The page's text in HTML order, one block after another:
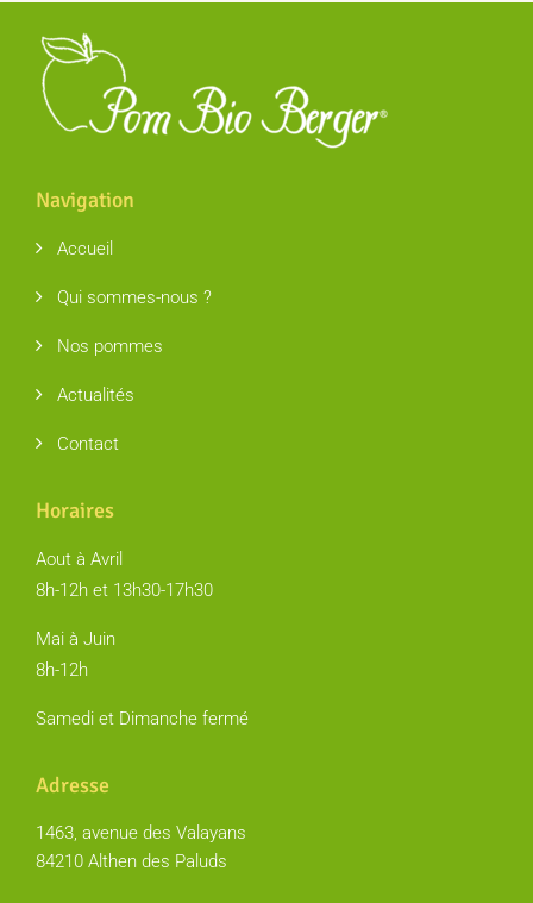
Navigation
Accueil
Qui sommes-nous ?
Nos pommes
Actualités
Contact
Horaires
Aout à Avril
8h-12h et 13h30-17h30
Mai à Juin
8h-12h
Samedi et Dimanche fermé
Adresse
1463, avenue des Valayans
84210 Althen des Paluds